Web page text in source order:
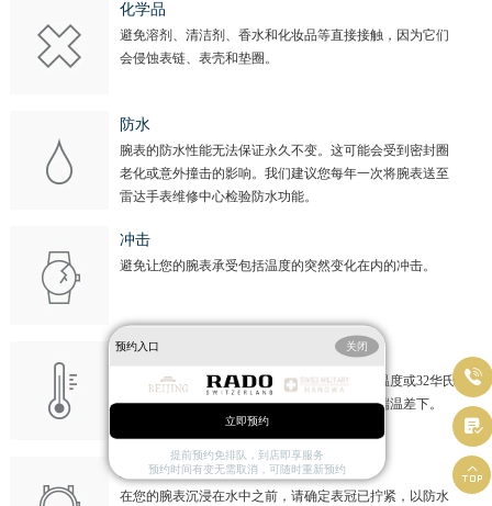
化学品
避免溶剂、清洁剂、香水和化妆品等直接接触，因为它们
会侵蚀表链、表壳和垫圈。
防水
腕表的防水性能无法保证永久不变。这可能会受到密封圈
老化或意外撞击的影响。我们建议您每年一次将腕表送至
雷达手表维修中心检验防水功能。
冲击
避免让您的腕表承受包括温度的突然变化在内的冲击。
温度
避免让您的腕表暴露于极端温度（低于0摄氏温度或32华氏
温度，高于60摄氏温度或140华氏温度）或极端温差下。
旋入式表冠
在您的腕表沉浸在水中之前，请确定表冠已拧紧，以防水



预约入口 关闭
立即预约
提前预约免排队，到店即享服务
预约时间有变无需取消，可随时重新预约